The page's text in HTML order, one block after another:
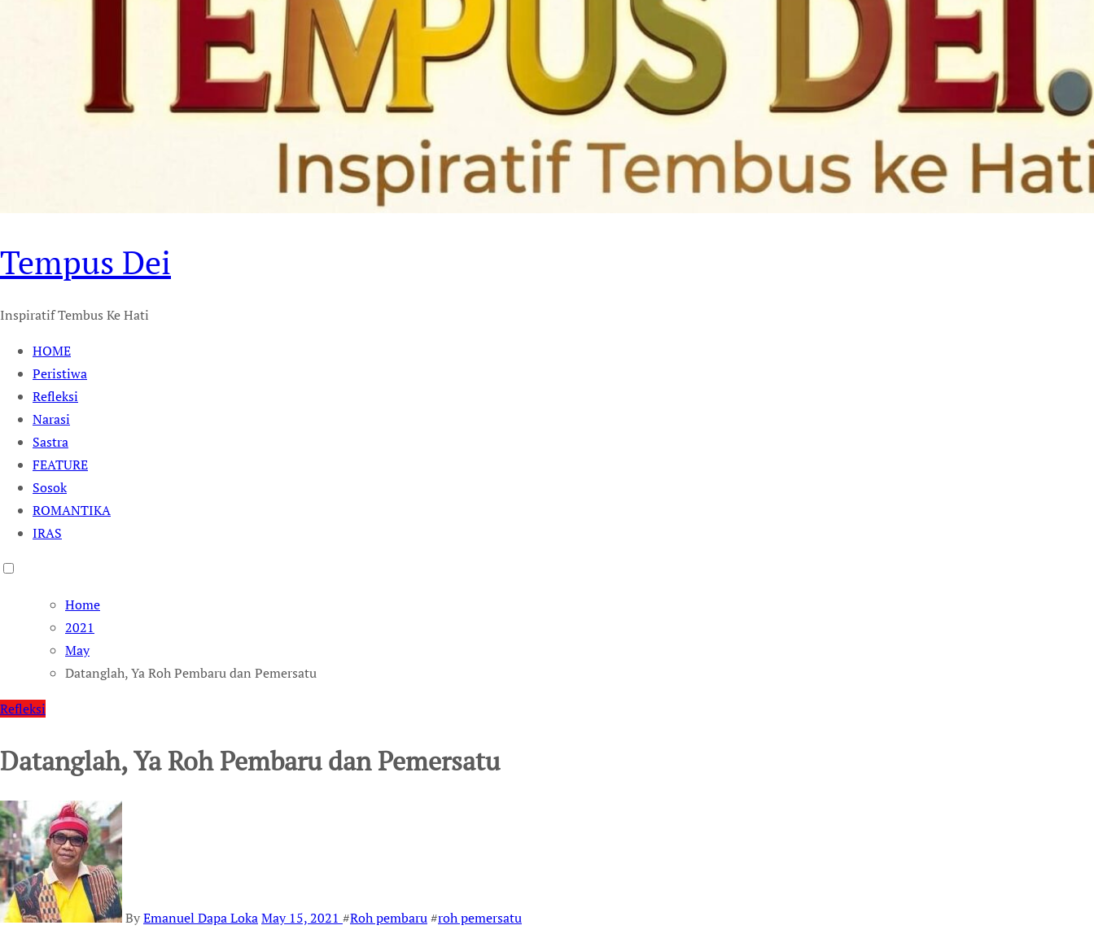
Tempus Dei
Inspiratif Tembus Ke Hati
HOME
Peristiwa
Refleksi
Narasi
Sastra
FEATURE
Sosok
ROMANTIKA
IRAS
Home
2021
May
Datanglah, Ya Roh Pembaru dan Pemersatu
Refleksi
Datanglah, Ya Roh Pembaru dan Pemersatu
ByEmanuel Dapa LokaMay 15, 2021 #Roh pembaru#roh pemersatu